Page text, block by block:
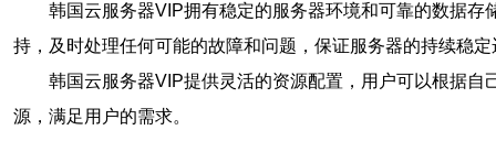
韩国云服务器VIP拥有稳定的服务器环境和可靠的数据
持，及时处理任何可能的故障和问题，保证服务器的持续稳定
韩国云服务器VIP提供灵活的资源配置，用户可以根据
源，满足用户的需求。